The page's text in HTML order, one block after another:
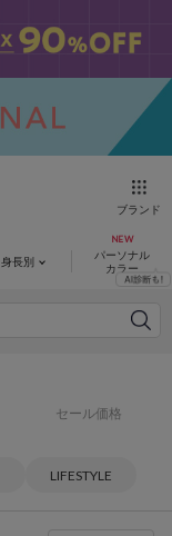
ブランド
身長別
パーソナル
カラー
セール価格
LIFESTYLE